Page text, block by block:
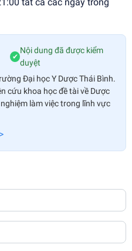
✔
Nội dung đã được kiểm
duyệt
Đại học Y Dược Thái Bình.
cứu khoa học đề tài về Dược
làm việc trong lĩnh vực